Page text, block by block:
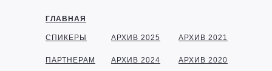
ГЛАВНАЯ
СПИКЕРЫ
ПАРТНЕРАМ
АРХИВ 2025
АРХИВ 2024
АРХИВ 2021
АРХИВ 2020